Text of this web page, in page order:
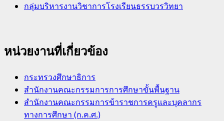
กลุ่มบริหารงานวิชาการโรงเรียนธรรบวรวิทยา
หน่วยงานที่เกี่ยวข้อง
กระทรวงศึกษาธิการ
สำนักงานคณะกรรมการการศึกษาขั้นพื้นฐาน
สำนักงานคณะกรรมการข้าราชการครูและบุคลากร
ทางการศึกษา (ก.ค.ศ.)